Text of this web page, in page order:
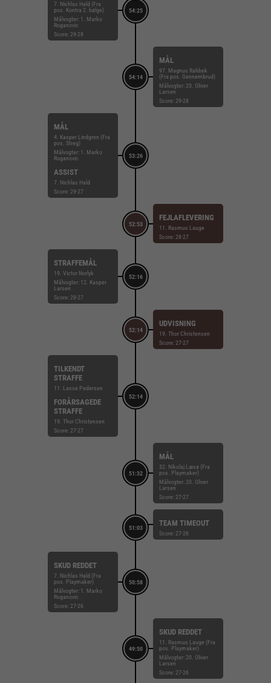
54:25
7. Nichlas Hald (Fra
pos. Kontra 2. bølge)
Målvogter: 1. Marko
Roganovic
Score: 29-28
54:14
MÅL
97. Magnus Rahbek
(Fra pos. Gennembrud)
Målvogter: 20. Oliver
Larsen
Score: 29-28
53:26
MÅL
4. Kasper Lindgren (Fra
pos. Streg)
Målvogter: 1. Marko
Roganovic
ASSIST
7. Nichlas Hald
Score: 29-27
52:53
FEJLAFLEVERING
11. Rasmus Lauge
Score: 28-27
52:16
STRAFFEMÅL
19. Victor Norlyk
Målvogter: 12. Kasper
Larsen
Score: 28-27
52:14
UDVISNING
19. Thor Christensen
Score: 27-27
52:14
TILKENDT
STRAFFE
11. Lasse Pedersen
FORÅRSAGEDE
STRAFFE
19. Thor Christensen
Score: 27-27
51:32
MÅL
32. Nikolaj Læsø (Fra
pos. Playmaker)
Målvogter: 20. Oliver
Larsen
Score: 27-27
51:03
TEAM TIMEOUT
Score: 27-26
50:58
SKUD REDDET
7. Nichlas Hald (Fra
pos. Playmaker)
Målvogter: 1. Marko
Roganovic
Score: 27-26
49:50
SKUD REDDET
11. Rasmus Lauge (Fra
pos. Playmaker)
Målvogter: 20. Oliver
Larsen
Score: 27-26